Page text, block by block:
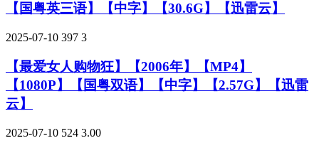
【国粤英三语】【中字】【30.6G】【迅雷云】
2025-07-10 397 3
【最爱女人购物狂】【2006年】【MP4】
【1080P】【国粤双语】【中字】【2.57G】【迅雷
云】
2025-07-10 524 3.00